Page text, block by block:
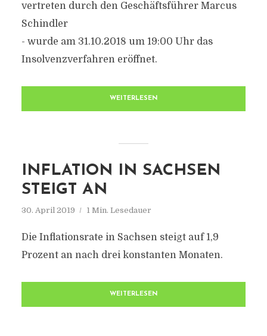
vertreten durch den Geschäftsführer Marcus
Schindler
- wurde am 31.10.2018 um 19:00 Uhr das
Insolvenzverfahren eröffnet.
WEITERLESEN
INFLATION IN SACHSEN
STEIGT AN
30. April 2019 1 Min. Lesedauer
Die Inflationsrate in Sachsen steigt auf 1,9
Prozent an nach drei konstanten Monaten.
WEITERLESEN